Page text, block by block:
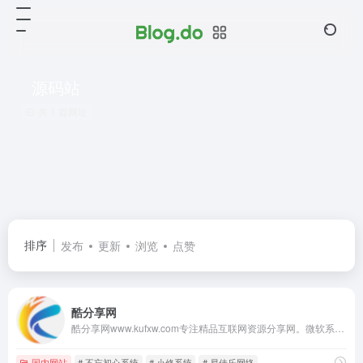
排序 发布 更新 浏览 点赞
酷分享网